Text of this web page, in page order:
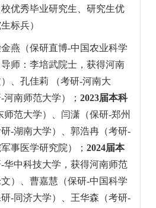
优秀毕业研究生、研究生优
标兵）
金燕（保研直博-中国农业科学
师：李培武院士，获得河南
、孔佳莉 （考研-河南大
南师范大学）； 2023届本科
师范大学）、闫潇（保研-郑州
-湖南大学）、郭浩冉（考研-
事医学研究院）； 2024届本
-华中科技大学，获得河南师范
）、曹嘉慧（保研-中国科学
-同济大学）、王华森（考研-